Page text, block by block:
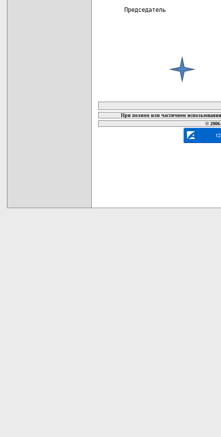
Председатель
При полном или частичном
©